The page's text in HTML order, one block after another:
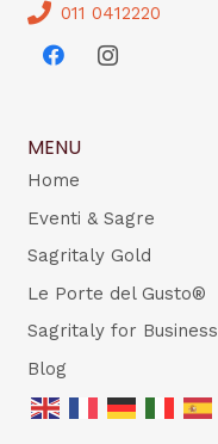
011 0412220
MENU
Home
Eventi & Sagre
Sagritaly Gold
Le Porte del Gusto®
Sagritaly for Business
Blog